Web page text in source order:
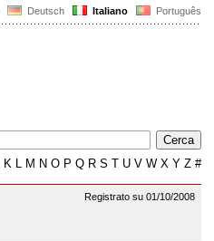
Deutsch Italiano Português
K L M N O P Q R S T U V W X Y Z #
Registrato su 01/10/2008